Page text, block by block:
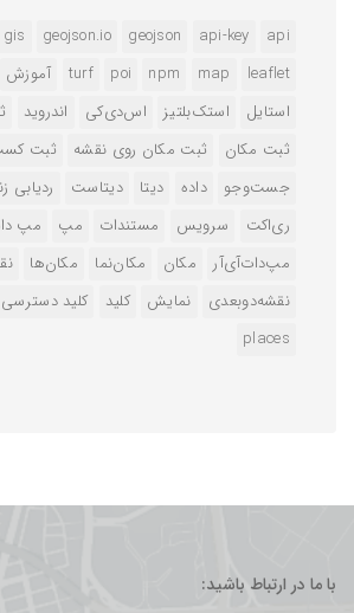
api
api-key
geojson
geojson.io
gis
leaflet
map
npm
poi
turf آموزش
استایل
استک‌بلتیز اس‌دی‌کی اندروید
ثبت مکان
ثبت مکان روی نقشه ثبت
جست‌وجو
داده دیتا دیتاست ردیابی
ری‌اکت
سرویس مستندات مپ
مپ
مپ‌دات‌آی‌آر
مکان مکان‌نما مکان‌ها
نقشه‌دوبعدی
نمایش کلید کلید دسترسی
‌places
با ما در ارتباط باشید: